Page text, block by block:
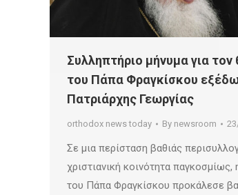
Συλληπτήριο μήνυμα για τον
του Πάπα Φραγκίσκου
Πατριάρχης Γεωργίας
orthodox news today By newsroom
Σε μια περίσταση βαθιάς
χριστιανική κοινότητα παγκοσμίως,
του Πάπα Φραγκίσκου προκάλεσε